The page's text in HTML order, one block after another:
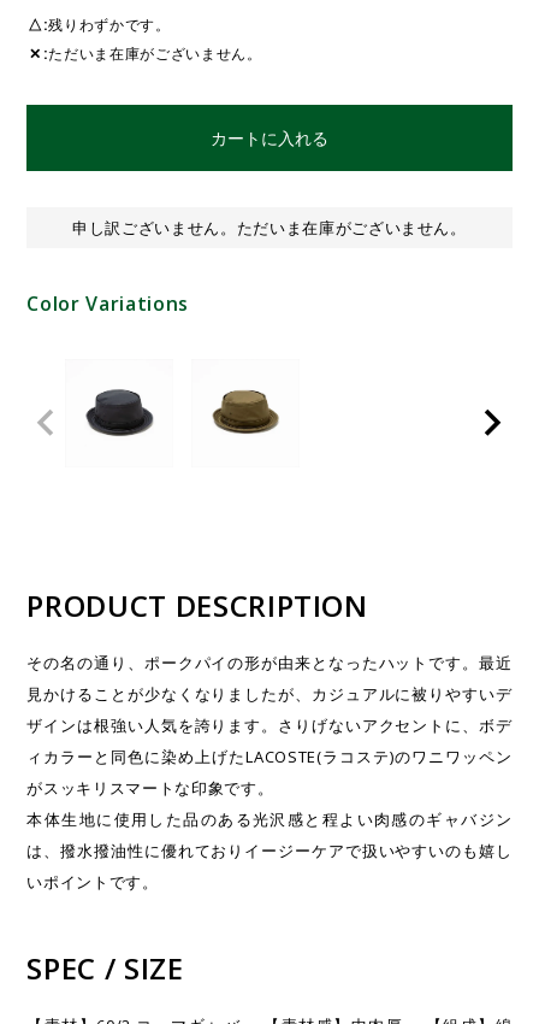
△ 残りわずかです。
✕ ただいま在庫がございません。
カートに入れる
申し訳ございません。ただいま在庫がございません。
Color Variations
PRODUCT DESCRIPTION
その名の通り、ポークパイの形が由来となったハットです。最近
見かけることが少なくなりましたが、カジュアルに被りやすいデ
ザインは根強い人気を誇ります。さりげないアクセントに、ボデ
ィカラーと同色に染め上げたLACOSTE(ラコステ)のワニワッペン
がスッキリスマートな印象です。
本体生地に使用した品のある光沢感と程よい肉感のギャバジン
は、撥水撥油性に優れておりイージーケアで扱いやすいのも嬉し
いポイントです。
SPEC / SIZE